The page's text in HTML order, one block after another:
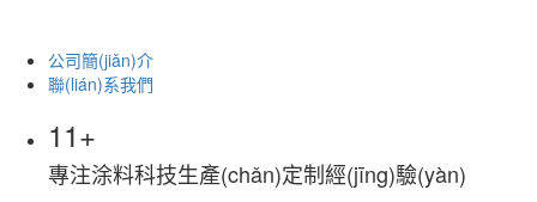
公司簡(jiǎn)介
聯(lián)系我們
11+
專注涂料科技生產(chǎn)定制經(jīng)驗(yàn)